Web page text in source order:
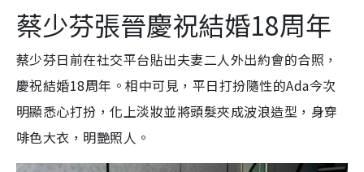
蔡少芬張晉慶祝結婚18周年
蔡少芬日前在社交平台貼出夫妻二人外出約會的合照，
慶祝結婚18周年。相中可見，平日打扮隨性的Ada今次
明顯悉心打扮，化上淡妝並將頭髮夾成波浪造型，身穿
啡色大衣，明艷照人。